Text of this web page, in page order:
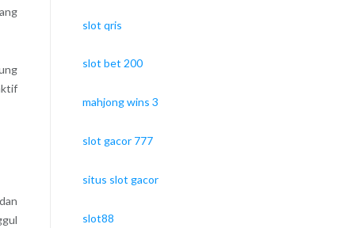
slot qris
slot bet 200
mahjong wins 3
slot gacor 777
situs slot gacor
slot88